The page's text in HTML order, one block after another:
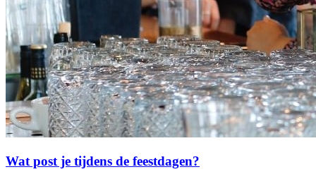
Wat post je tijdens de feestdagen?